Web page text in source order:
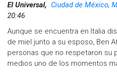
El Universal, Ciudad de México,
20:46
Aunque se encuentra en Italia
de miel junto a su esposo, Ben
personas que no respetaron su
medios uno de los momentos